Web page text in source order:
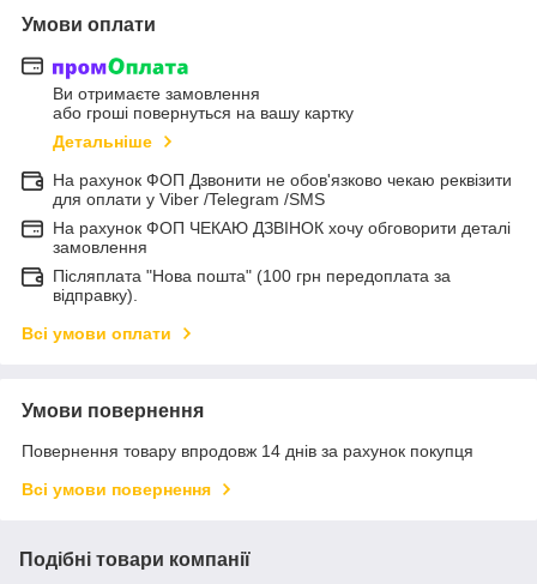
Умови оплати
Ви отримаєте замовлення
або гроші повернуться на вашу картку
Детальніше
На рахунок ФОП Дзвонити не обов'язково чекаю реквізити
для оплати у Viber /Telegram /SMS
На рахунок ФОП ЧЕКАЮ ДЗВІНОК хочу обговорити деталі
замовлення
Післяплата "Нова пошта" (100 грн передоплата за
відправку).
Всі умови оплати
Умови повернення
Повернення товару впродовж 14 днів за рахунок покупця
Всі умови повернення
Подібні товари компанії